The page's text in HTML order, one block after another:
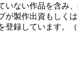
いない作品を含み、
が製作出資もしく
登録しています。（